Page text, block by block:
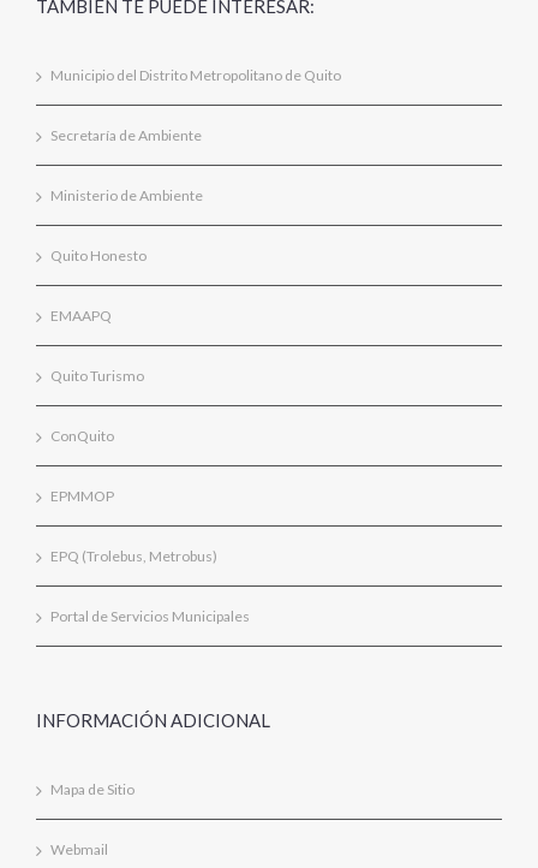
TAMBIÉN TE PUEDE INTERESAR:
Municipio del Distrito Metropolitano de Quito
Secretaría de Ambiente
Ministerio de Ambiente
Quito Honesto
EMAAPQ
Quito Turismo
ConQuito
EPMMOP
EPQ (Trolebus, Metrobus)
Portal de Servicios Municipales
INFORMACIÓN ADICIONAL
Mapa de Sitio
Webmail